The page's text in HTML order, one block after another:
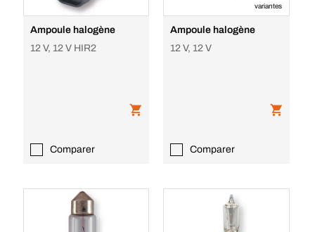
Ampoule halogène
12 V, 12 V HIR2
Comparer
variantes
Ampoule halogène
12 V, 12 V
Comparer